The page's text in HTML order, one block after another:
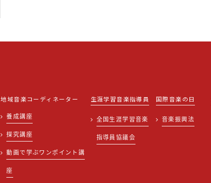
地域音楽コーディネーター
養成講座
探究講座
動画で学ぶワンポイント講
座
生涯学習音楽指導員
全国生涯学習音楽
指導員協議会
国際音楽の日
音楽振興法